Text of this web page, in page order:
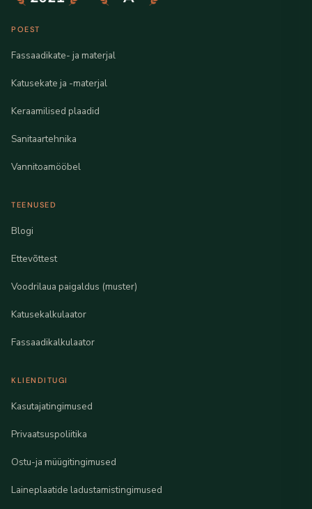
POEST
Fassaadikate- ja materjal
Katusekate ja -materjal
Keraamilised plaadid
Sanitaartehnika
Vannitoamööbel
TEENUSED
Blogi
Ettevõttest
Voodrilaua paigaldus (muster)
Katusekalkulaator
Fassaadikalkulaator
KLIENDITUGI
Kasutajatingimused
Privaatsuspoliitika
Ostu-ja müügitingimused
Laineplaatide ladustamistingimused